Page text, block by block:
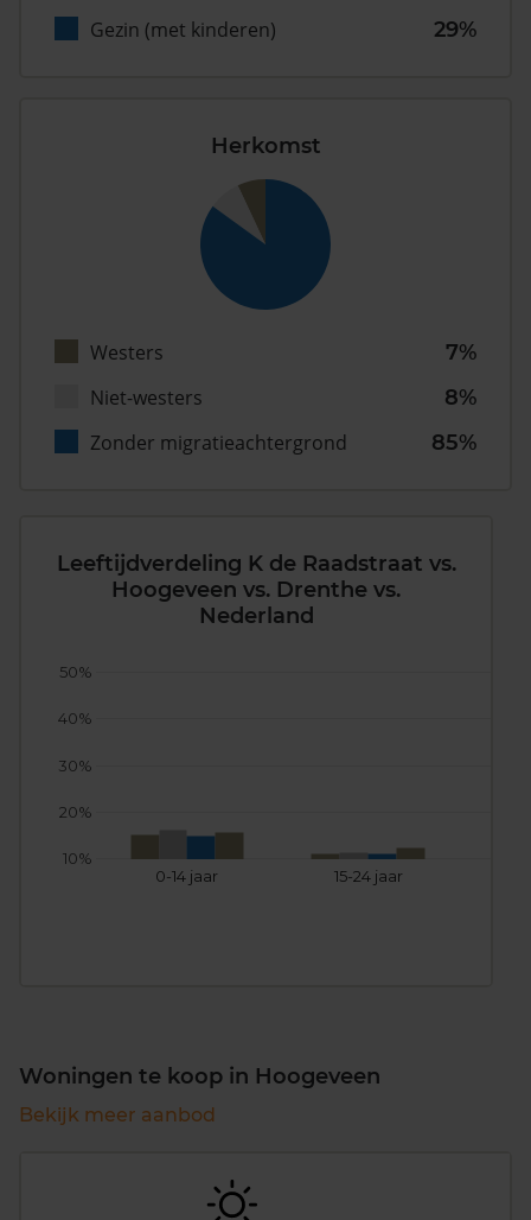
Gezin (met kinderen)
29%
Herkomst
Westers
7%
Niet-westers
8%
Zonder migratieachtergrond
85%
Leeftijdverdeling K de Raadstraat vs.
Hoogeveen vs. Drenthe vs.
Nederland
0-14 jaar 15-24 jaar
10%
20%
30%
40%
50%
Woningen te koop in Hoogeveen
Bekijk meer aanbod